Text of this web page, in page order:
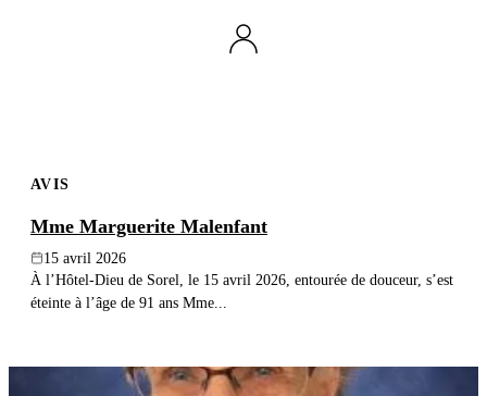
AVIS
Mme Marguerite Malenfant
15 avril 2026
À l’Hôtel-Dieu de Sorel, le 15 avril 2026, entourée de douceur, s’est
éteinte à l’âge de 91 ans Mme...